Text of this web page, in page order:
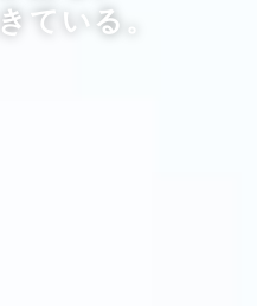
ている。